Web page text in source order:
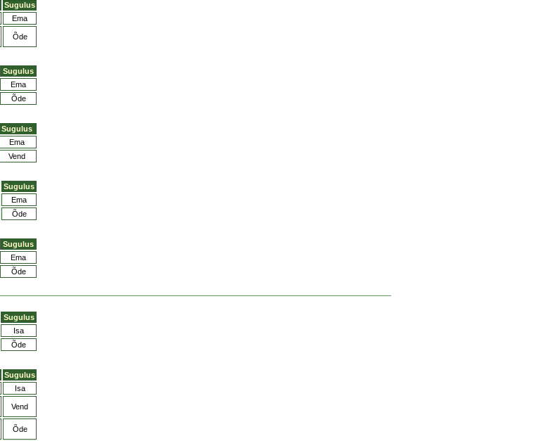
Sugulus
Ema
Õde
Sugulus
Ema
Õde
Sugulus
Ema
Vend
Sugulus
Ema
Õde
Sugulus
Ema
Õde
Sugulus
Isa
Õde
Sugulus
Isa
Vend
Õde